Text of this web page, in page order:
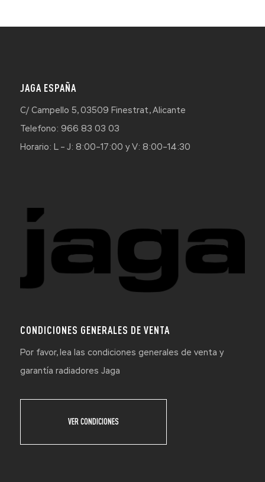
JAGA ESPAÑA
C/ Campello 5, 03509 Finestrat, Alicante
Telefono: 966 83 03 03
Horario: L – J: 8:00–17:00 y V: 8:00–14:30
CONDICIONES GENERALES DE VENTA
Por favor, lea las condiciones generales de venta y
garantía radiadores Jaga
VER CONDICIONES